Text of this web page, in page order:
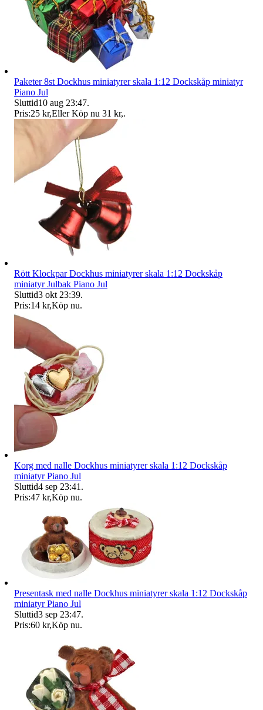
Paketer 8st Dockhus miniatyrer skala 1:12 Dockskåp miniatyr
Piano Jul
Sluttid10 aug 23:47.
Pris:25 kr,Eller Köp nu 31 kr,.
Rött Klockpar Dockhus miniatyrer skala 1:12 Dockskåp
miniatyr Julbak Piano Jul
Sluttid3 okt 23:39.
Pris:14 kr,Köp nu.
Korg med nalle Dockhus miniatyrer skala 1:12 Dockskåp
miniatyr Piano Jul
Sluttid4 sep 23:41 .
Pris:47 kr,Köp nu.
Presentask med nalle Dockhus miniatyrer skala 1:12 Dockskåp
miniatyr Piano Jul
Sluttid3 sep 23:47.
Pris:60 kr,Köp nu.